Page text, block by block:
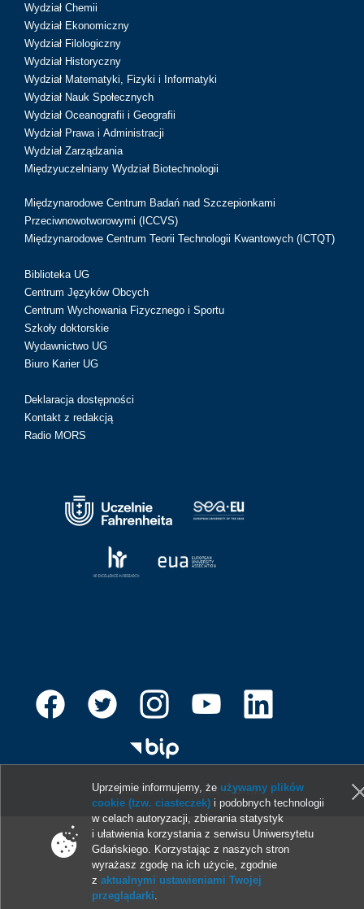
Wydział Chemii
Wydział Ekonomiczny
Wydział Filologiczny
Wydział Historyczny
Wydział Matematyki, Fizyki i Informatyki
Wydział Nauk Społecznych
Wydział Oceanografii i Geografii
Wydział Prawa i Administracji
Wydział Zarządzania
Międzyuczelniany Wydział Biotechnologii
Międzynarodowe Centrum Badań nad Szczepionkami
Przeciwnowotworowymi (ICCVS)
Międzynarodowe Centrum Teorii Technologii Kwantowych (ICTQT)
Biblioteka UG
Centrum Języków Obcych
Centrum Wychowania Fizycznego i Sportu
Szkoły doktorskie
Wydawnictwo UG
Biuro Karier UG
Deklaracja dostępności
Kontakt z redakcją
Radio MORS
© 2013-2026 Uniwersytet Gdański
Uprzejmie informujemy, że używamy plików
cookie (tzw. ciasteczek) i podobnych technologii
w celach autoryzacji, zbierania statystyk
i ułatwienia korzystania z serwisu Uniwersytetu
Gdańskiego. Korzystając z naszych stron
wyrażasz zgodę na ich użycie, zgodnie
zaktualnymi ustawieniami Twojej
przeglądarki.